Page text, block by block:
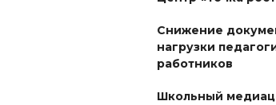
Снижение
нагрузки
работников
Школьный